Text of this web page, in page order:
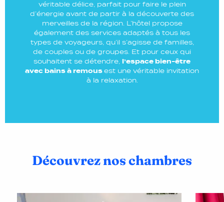
véritable délice, parfait pour faire le plein
d’énergie avant de partir à la découverte des
merveilles de la région. L’hôtel propose
également des services adaptés à tous les
types de voyageurs, qu’il s’agisse de familles,
de couples ou de groupes. Et pour ceux qui
souhaitent se détendre, l’espace bien-être
avec bains à remous est une véritable invitation
à la relaxation.
Découvrez nos chambres